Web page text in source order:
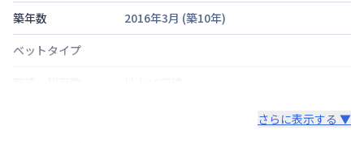
築年数
2016年3月 (築10年)
ベットタイプ
さらに表示する ▼